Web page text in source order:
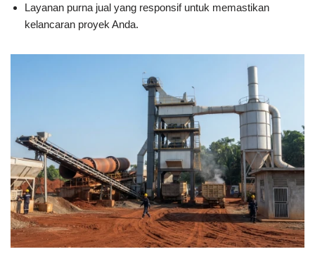
Layanan purna jual yang responsif untuk memastikan
kelancaran proyek Anda.